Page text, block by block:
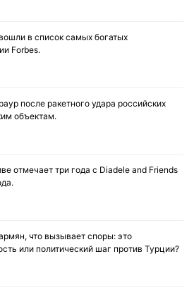
в список самых богатых
Forbes.
после ракетного удара российских
объектам.
отмечает три года с Diadele and Friends
что вызывает споры: это
или политический шаг против Турции?